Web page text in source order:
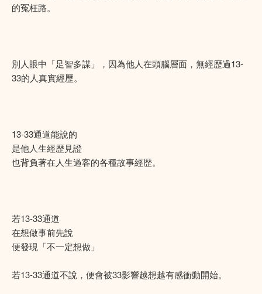
的冤枉路。
別人眼中「足智多謀」，因為他人在頭腦層面，無經歴過13-
33的人真實經歷。
13-33通道能說的
是他人生經歴見證
也背負著在人生過客的各種故事經歴。
若13-33通道
在想做事前先說
便發現「不一定想做」
若13-33通道不說，便會被33影響越想越有感衝動開始。